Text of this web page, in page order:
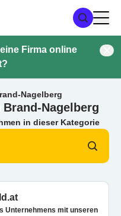
Firma online
Nagelberg
Nagelberg
in dieser Kategorie
Unternehmens mit unseren